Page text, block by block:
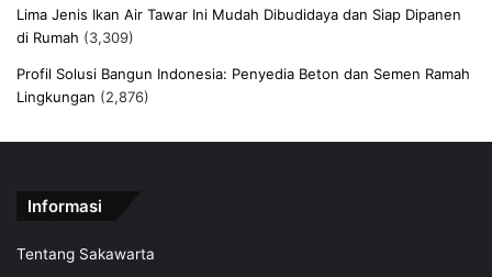
Lima Jenis Ikan Air Tawar Ini Mudah Dibudidaya dan Siap Dipanen
di Rumah (3,309)
Profil Solusi Bangun Indonesia: Penyedia Beton dan Semen Ramah
Lingkungan (2,876)
Informasi
Tentang Sakawarta